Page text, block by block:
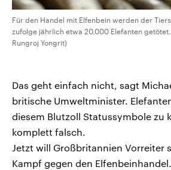
Für den Handel mit Elfenbein werden der
zufolge jährlich etwa 20.000 Elefanten
Rungroj Yongrit)
Das geht einfach nicht, sagt
britische Umweltminister.
diesem Blutzoll Statussymbole zu
komplett falsch.
Jetzt will Großbritannien Vorreiter
Kampf gegen den